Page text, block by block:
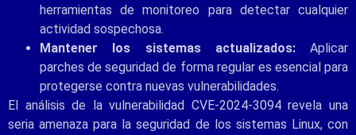
herramientas de monitoreo para detectar cualquier
actividad sospechosa.
Mantener los sistemas actualizados:Aplicar
parches de seguridad de forma regular es esencial para
protegerse contra nuevas vulnerabilidades.
El análisis de la vulnerabilidad CVE-2024-3094 revela una
seria amenaza para la seguridad de los sistemas Linux, con